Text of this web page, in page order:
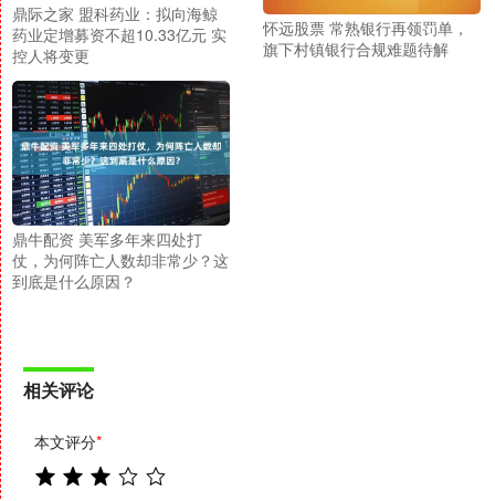
鼎际之家 盟科药业：拟向海鲸
药业定增募资不超10.33亿元 实
控人将变更
怀远股票 常熟银行再领罚单，
旗下村镇银行合规难题待解
鼎牛配资 美军多年来四处打
仗，为何阵亡人数却非常少？这
到底是什么原因？
相关评论
本文评分*